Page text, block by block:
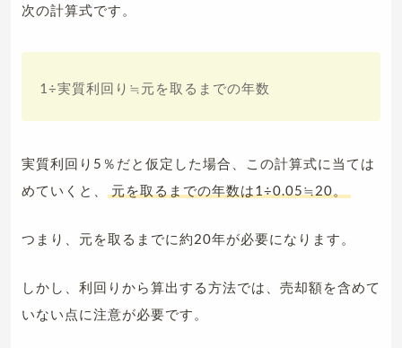
次の計算式です。
1÷実質利回り≒元を取るまでの年数
実質利回り5％だと仮定した場合、この計算式に当ては
めていくと、
元を取るまでの年数は1÷0.05≒20。
つまり、元を取るまでに約20年が必要になります。
しかし、利回りから算出する方法では、売却額を含めて
いない点に注意が必要です。